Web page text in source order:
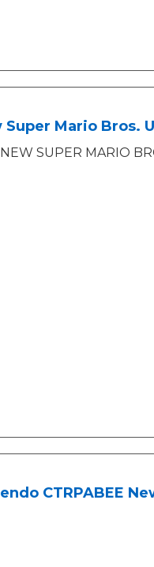
Super Mario Bros.
NEW SUPER MARIO
CTRPABEE